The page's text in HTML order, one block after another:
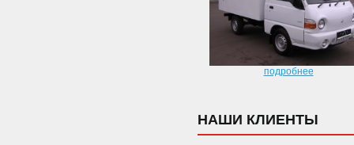
подробнее
НАШИ КЛИЕНТЫ